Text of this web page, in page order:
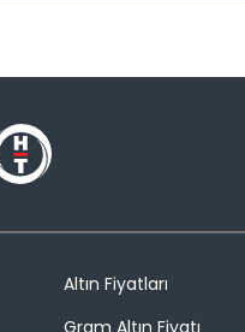
Altın Fiyatları